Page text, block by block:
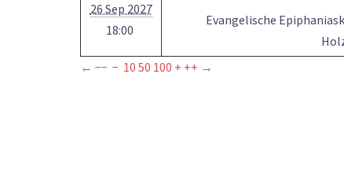
26 Sep 2027
18:00
Evangelische
← −− − 10 50 100 + ++ →